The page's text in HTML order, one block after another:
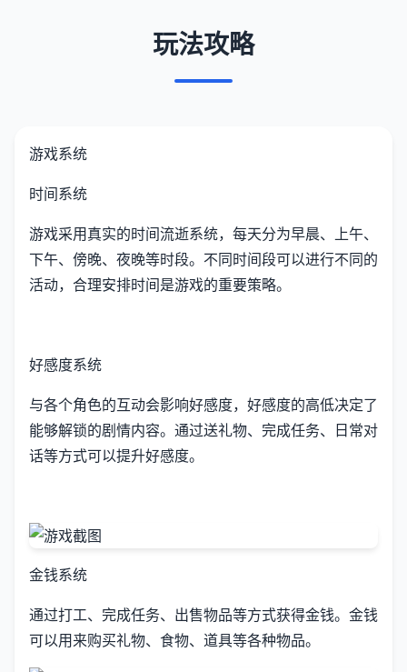
玩法攻略
游戏系统
时间系统
游戏采用真实的时间流逝系统，每天分为早晨、上午、
下午、傍晚、夜晚等时段。不同时间段可以进行不同的
活动，合理安排时间是游戏的重要策略。
好感度系统
与各个角色的互动会影响好感度，好感度的高低决定了
能够解锁的剧情内容。通过送礼物、完成任务、日常对
话等方式可以提升好感度。
金钱系统
通过打工、完成任务、出售物品等方式获得金钱。金钱
可以用来购买礼物、食物、道具等各种物品。